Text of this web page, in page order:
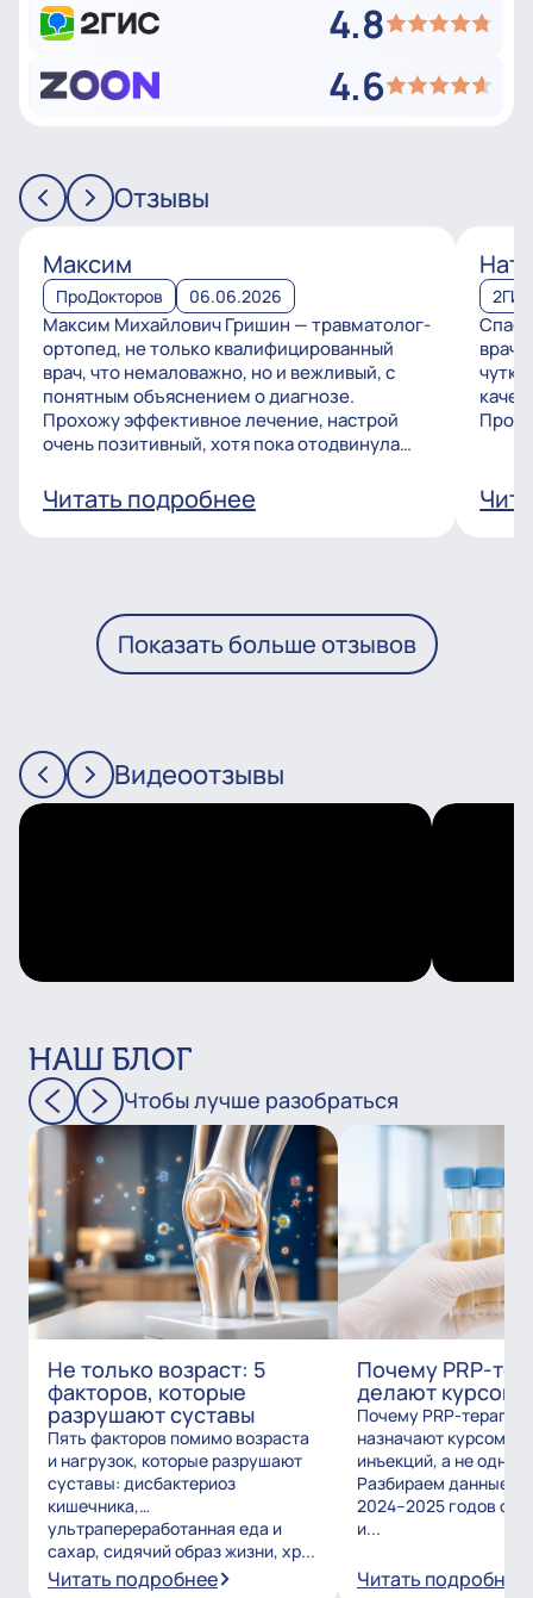
4.8
4.6
Отзывы
Максим
ПроДокторов 06.06.2026
Максим Михайлович Гришин — травматолог-
ортопед, не только квалифицированный
врач, что немаловажно, но и вежливый, с
понятным объяснением о диагнозе.
Прохожу эффективное лечение, настрой
очень позитивный, хотя пока отодвинула
Читать подробнее
Показать больше отзывов
Видеоотзывы
НАШ БЛОГ
Чтобы лучше разобраться
Не только возраст: 5
факторов, которые
разрушают суставы
Пять факторов помимо возраста
и нагрузок, которые разрушают
суставы: дисбактериоз
кишечника,
ультрапереработанная еда и
сахар, сидячий образ жизни, хр...
Читать подробнее
Почему PRP-
делают курсом?
Почему PRP-
назначают курсом из
инъекций, а не
Разбираем данные
2024–2025 годов о
и...
Читать подробнее